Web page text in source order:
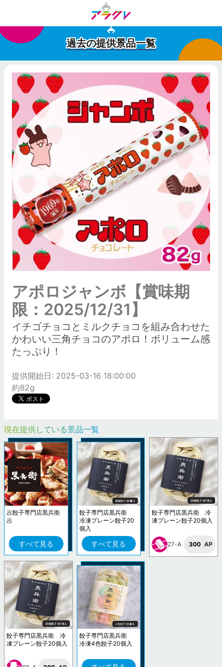
過去の提供景品一覧
アポロジャンボ【賞味期
限：2025/12/31】
イチゴチョコとミルクチョコを組み合わせた
かわいい三角チョコのアポロ！ボリューム感
たっぷり！
提供開始日: 2025-03-16 18:00:00
約82g
現在提供している景品一覧
🥟餃子専門店黒兵衛
🥟
すべて見る
餃子専門店黒兵衛
冷凍プレーン餃子20
個入
すべて見る
餃子専門店黒兵衛 冷
凍プレーン餃子20個入
27-A 300 AP
餃子専門店黒兵衛 冷
凍プレーン餃子20個入
餃子専門店黒兵衛
冷凍4色餃子20個入